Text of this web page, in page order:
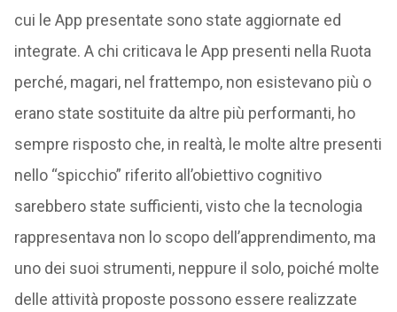
cui le App presentate sono state aggiornate ed
integrate. A chi criticava le App presenti nella Ruota
perché, magari, nel frattempo, non esistevano più o
erano state sostituite da altre più performanti, ho
sempre risposto che, in realtà, le molte altre presenti
nello “spicchio” riferito all’obiettivo cognitivo
sarebbero state sufficienti, visto che la tecnologia
rappresentava non lo scopo dell’apprendimento, ma
uno dei suoi strumenti, neppure il solo, poiché molte
delle attività proposte possono essere realizzate